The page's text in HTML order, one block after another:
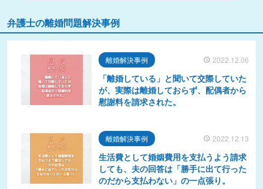
弁護士の離婚問題解決事例
離婚解決事例 2022.12.06
「離婚している」と聞いて交際していた
が、実際は離婚しておらず、配偶者から
慰謝料を請求された。
離婚解決事例 2022.12.13
生活費として婚姻費用を支払うよう請求
しても、夫の回答は「勝手に出て行った
のだから支払わない」の一点張り。